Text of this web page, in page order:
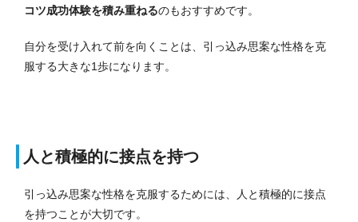
コツ成功体験を積み重ねるのもおすすめです。
自分を受け入れて前を向くことは、引っ込み思案な性格を克
服する大きな1歩になります。
人と積極的に接点を持つ
引っ込み思案な性格を克服するためには、人と積極的に接点
を持つことが大切です。